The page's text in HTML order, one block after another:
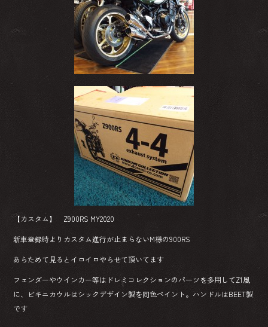
ok
【カスタム】 Z900RS MY2020
新車登録時よりカスタム進行が止まらないM様の900RS
あらためて見るとイロイロやらせて頂いてます
フェンダーやウインカー等はドレミコレクションのパーツを多用してZ1風
に、ビキニカウルはシックデザイン製を同色ペイント。ハンドルはBEET製
です